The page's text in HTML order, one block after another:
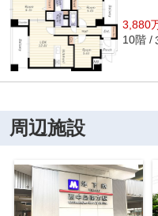
3,880
10階
周辺施設